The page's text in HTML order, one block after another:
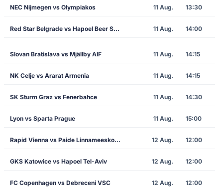
NEC Nijmegen vs Olympiakos 11 Aug. 13:30
Red Star Belgrade vs Hapoel Beer Sheva 11 Aug. 14:00
Slovan Bratislava vs Mjällby AIF 11 Aug. 14:15
NK Celje vs Ararat Armenia 11 Aug. 14:15
SK Sturm Graz vs Fenerbahce 11 Aug. 14:30
Lyon vs Sparta Prague 11 Aug. 15:00
Rapid Vienna vs Paide Linnameeskond 12 Aug. 12:00
GKS Katowice vs Hapoel Tel-Aviv 12 Aug. 12:00
FC Copenhagen vs Debreceni VSC 12 Aug. 12:00